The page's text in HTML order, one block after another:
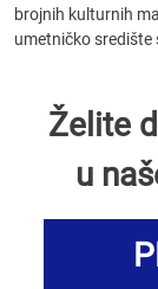
brojnih kulturnih
umetničko središte
Želite
u